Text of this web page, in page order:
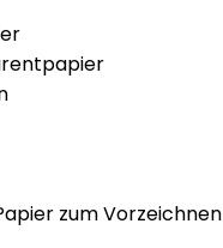
zum Vorzeichnen